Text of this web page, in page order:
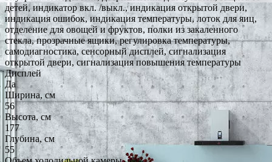
детей, индикатор вкл. /выкл., индикация открытой двери,
индикация ошибок, индикация температуры, лоток для яиц,
отделение для овощей и фруктов, полки из закаленного
стекла, прозрачные ящики, регулировка температуры,
самодиагностика, сенсорный дисплей, сигнализация
открытой двери, сигнализация повышения температуры
Дисплей
Да
Ширина, см
56
Высота, см
177
Глубина, см
55